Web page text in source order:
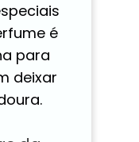
é
para
deixar